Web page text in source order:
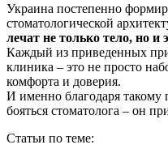
Украина постепенно
стоматологической
лечат не только тело, но и
Каждый из приведенных
клиника – это не просто
комфорта и доверия.
И именно благодаря такому
бояться стоматолога – он
Статьи по теме: